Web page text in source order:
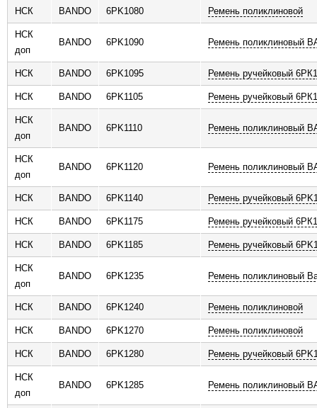
НСК BANDO 6PK1080 Ремень поликлиновой
НСК
доп
BANDO 6PK1090 Ремень поликлиновый
НСК BANDO 6PK1095 Ремень ручейковый
НСК BANDO 6PK1105 Ремень ручейковый
НСК
доп
BANDO 6PK1110 Ремень поликлиновый
НСК
доп
BANDO 6PK1120 Ремень поликлиновый
НСК BANDO 6PK1140 Ремень ручейковый
НСК BANDO 6PK1175 Ремень ручейковый
НСК BANDO 6PK1185 Ремень ручейковый
НСК
доп
BANDO 6PK1235 Ремень поликлиновый
НСК BANDO 6PK1240 Ремень поликлиновой
НСК BANDO 6PK1270 Ремень поликлиновой
НСК BANDO 6PK1280 Ремень ручейковый
НСК
доп
BANDO 6PK1285 Ремень поликлиновый